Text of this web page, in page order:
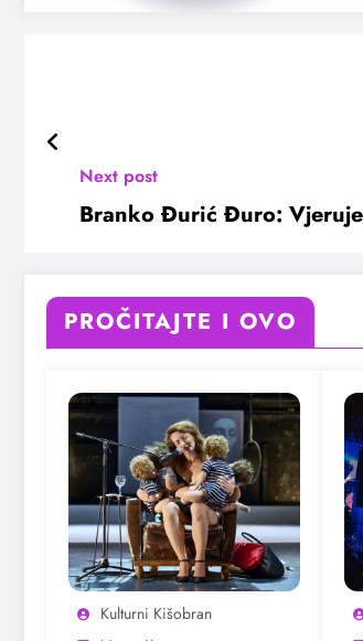
Next post
Branko Đurić Đuro:
PROČITAJTE I OVO
Kulturni Kišobran